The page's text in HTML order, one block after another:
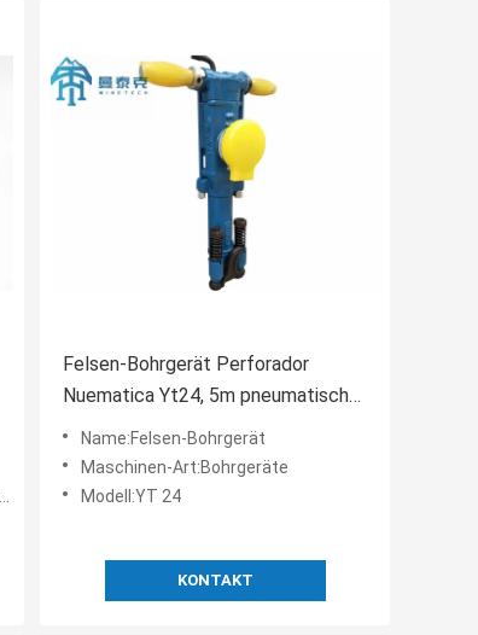
Felsen-Bohrgerät Perforador
Nuematica Yt24, 5m pneumatischer
Felsen-Hammer
Name:Felsen-Bohrgerät
Maschinen-Art:Bohrgeräte
Modell:YT 24
KONTAKT